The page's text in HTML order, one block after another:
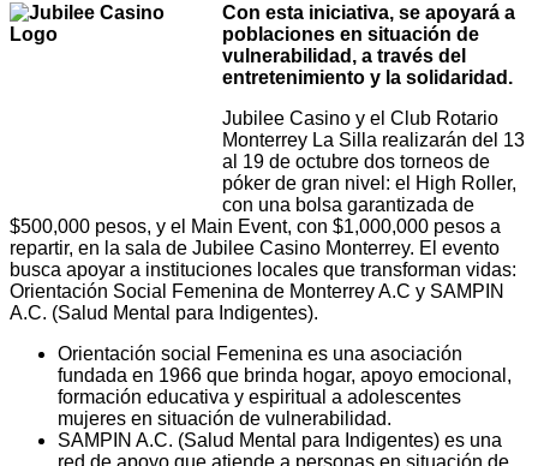
Con esta iniciativa, se apoyará a
poblaciones en situación de
vulnerabilidad, a través del
entretenimiento y la solidaridad.
Jubilee Casino y el Club Rotario
Monterrey La Silla realizarán del 13
al 19 de octubre dos torneos de
póker de gran nivel: el High Roller,
con una bolsa garantizada de
$500,000 pesos, y el Main Event, con $1,000,000 pesos a
repartir, en la sala de Jubilee Casino Monterrey. El evento
busca apoyar a instituciones locales que transforman vidas:
Orientación Social Femenina de Monterrey A.C y SAMPIN
A.C. (Salud Mental para Indigentes).
Orientación social Femenina es una asociación
fundada en 1966 que brinda hogar, apoyo emocional,
formación educativa y espiritual a adolescentes
mujeres en situación de vulnerabilidad.
SAMPIN A.C. (Salud Mental para Indigentes) es una
red de apoyo que atiende a personas en situación de